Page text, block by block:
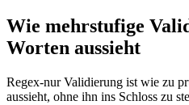
Wie mehrstufige
Worten aussieht
Regex‑nur Validierung ist wie zu
aussieht, ohne ihn ins Schloss zu